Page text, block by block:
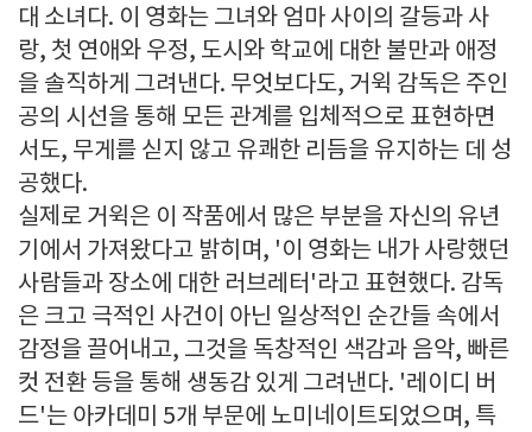
대 소녀다. 이 영화는 그녀와 엄마 사이의 갈등과 사
랑, 첫 연애와 우정, 도시와 학교에 대한 불만과 애정
을 솔직하게 그려낸다. 무엇보다도, 거윅 감독은 주인
공의 시선을 통해 모든 관계를 입체적으로 표현하면
서도, 무게를 싣지 않고 유쾌한 리듬을 유지하는 데 성
공했다.
실제로 거윅은 이 작품에서 많은 부분을 자신의 유년
기에서 가져왔다고 밝히며, '이 영화는 내가 사랑했던
사람들과 장소에 대한 러브레터'라고 표현했다. 감독
은 크고 극적인 사건이 아닌 일상적인 순간들 속에서
감정을 끌어내고, 그것을 독창적인 색감과 음악, 빠른
컷 전환 등을 통해 생동감 있게 그려낸다. '레이디 버
드'는 아카데미 5개 부문에 노미네이트되었으며, 특